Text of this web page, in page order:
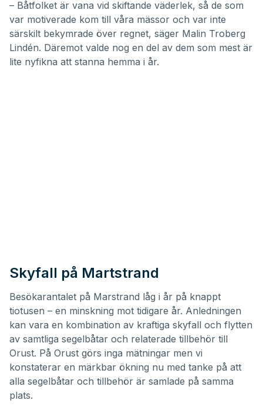
– Båtfolket är vana vid skiftande väderlek, så de som
var motiverade kom till våra mässor och var inte
särskilt bekymrade över regnet, säger Malin Troberg
Lindén. Däremot valde nog en del av dem som mest är
lite nyfikna att stanna hemma i år.
Skyfall på Martstrand
Besökarantalet på Marstrand låg i år på knappt
tiotusen – en minskning mot tidigare år. Anledningen
kan vara en kombination av kraftiga skyfall och flytten
av samtliga segelbåtar och relaterade tillbehör till
Orust. På Orust görs inga mätningar men vi
konstaterar en märkbar ökning nu med tanke på att
alla segelbåtar och tillbehör är samlade på samma
plats.